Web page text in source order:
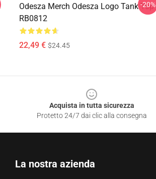
Odesza Merch Odesza Logo Tank Top
RB0812
22,49 € $24.45
-20%
Acquista in tutta sicurezza
Protetto 24/7 dai clic alla consegna
La nostra azienda